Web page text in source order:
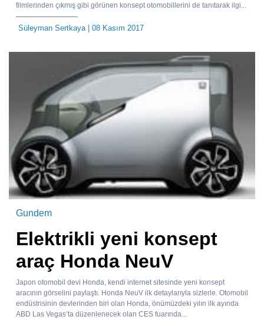
filmlerinden çıkmış gibi görünen konsept otomobillerini de tanıtarak ilgi...
Süleyman Sertkaya | 08 Kasım 2017
Gundem
Elektrikli yeni konsept
araç Honda NeuV
Japon otomobil devi Honda, kendi internet sitesinde yeni konsept
aracının görselini paylaştı. Honda NeuV ilk detaylarıyla sizlerle. Otomobil
endüstrisinin devlerinden biri olan Honda, önümüzdeki yılın ilk ayında
ABD Las Vegas’ta düzenlenecek olan CES fuarında...